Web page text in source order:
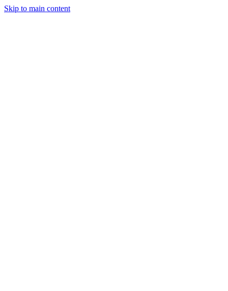
Skip to main content